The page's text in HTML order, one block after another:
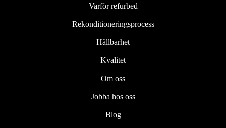
Varför refurbed
Rekonditioneringsprocess
Hållbarhet
Kvalitet
Om oss
Jobba hos oss
Blog